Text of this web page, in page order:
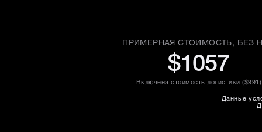
ПРИМЕРНАЯ СТОИМОСТЬ, БЕЗ
$1057
Включена стоимость логистики ($991 )
Данные